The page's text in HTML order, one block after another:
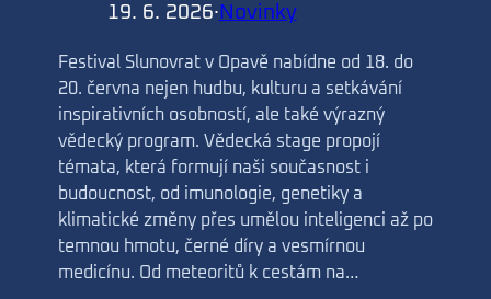
19. 6. 2026· Novinky
Festival Slunovrat v Opavě nabídne od 18. do
20. června nejen hudbu, kulturu a setkávání
inspirativních osobností, ale také výrazný
vědecký program. Vědecká stage propojí
témata, která formují naši současnost i
budoucnost, od imunologie, genetiky a
klimatické změny přes umělou inteligenci až po
temnou hmotu, černé díry a vesmírnou
medicínu. Od meteoritů k cestám na…